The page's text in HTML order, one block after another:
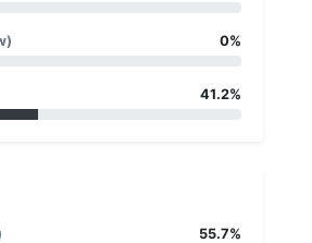
0%
41.2%
55.7%